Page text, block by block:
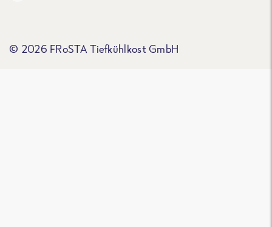
© 2026 FRoSTA Tiefkühlkost GmbH